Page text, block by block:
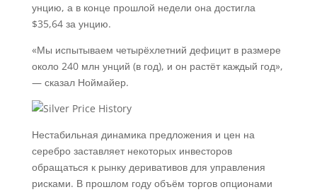
унцию, а в конце прошлой недели она достигла
$35,64 за унцию.
«Мы испытываем четырёхлетний дефицит в размере
около 240 млн унций (в год), и он растёт каждый год»,
— сказал Ноймайер.
Нестабильная динамика предложения и цен на
серебро заставляет некоторых инвесторов
обращаться к рынку деривативов для управления
рисками. В прошлом году объём торгов опционами